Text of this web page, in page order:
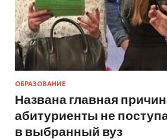
ОБРАЗОВАНИЕ
Названа главная
абитуриенты не
в выбранный вуз